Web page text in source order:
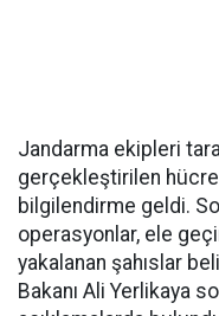
Jandarma ekipleri
gerçekleştirilen hücre
bilgilendirme geldi.
operasyonlar, ele
yakalanan şahıslar
Bakanı Ali Yerlikaya